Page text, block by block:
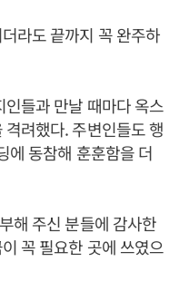
라도 끝까지 꼭 완주하
들과 만날 때마다 옥스
려했다. 주변인들도 행
에 동참해 훈훈함을 더
해 주신 분들에 감사한
꼭 필요한 곳에 쓰였으